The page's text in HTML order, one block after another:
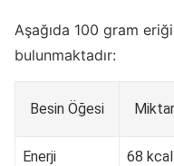
Aşağıda 100 gram
bulunmaktadır:
Besin Öğesi Miktar
Enerji 68 kcal